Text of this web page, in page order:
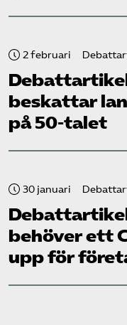
2 februari
beskattar
på 50-talet
30 januari
behöver ett
upp för